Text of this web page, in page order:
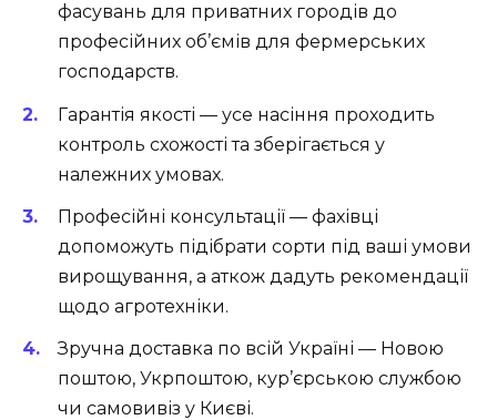
фасувань для приватних городів до
професійних об’ємів для фермерських
господарств.
Гарантія якості — усе насіння проходить
контроль схожості та зберігається у
належних умовах.
Професійні консультації — фахівці
допоможуть підібрати сорти під ваші умови
вирощування, а аткож дадуть рекомендації
щодо агротехніки.
Зручна доставка по всій Україні — Новою
поштою, Укрпоштою, кур’єрською службою
чи самовивіз у Києві.